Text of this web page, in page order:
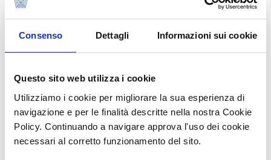
Consenso Dettagli Informazioni sui cookie
Questo sito web utilizza i cookie
Utilizziamo i cookie per migliorare la sua esperienza di
navigazione e per le finalità descritte nella nostra Cookie
Policy. Continuando a navigare approva l'uso dei cookie
necessari al corretto funzionamento del sito.